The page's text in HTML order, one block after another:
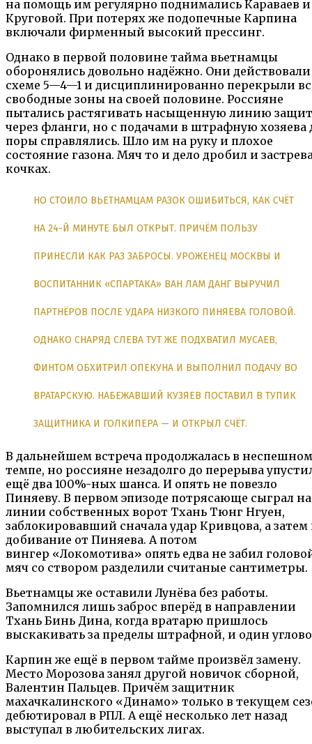
на помощь им регулярно поднимались Караваев и
Круговой. При потерях же подопечные Карпина
включали фирменный высокий прессинг.
Однако в первой половине тайма вьетнамцы
оборонялись довольно надёжно. Они
схеме 5—4—1 и дисциплинированно перекрыли
свободные зоны на своей половине. Россияне
пытались растягивать насыщенную линию
через фланги, но с подачами в штрафную хозяева
поры справлялись. Шло им на руку и плохое
состояние газона. Мяч то и дело дробил и
кочках.
НО СТОИЛО ВЬЕТНАМЦАМ РАЗОК ОШИБИТЬСЯ, КАК СЧЁТ
НА 24-Й МИНУТЕ БЫЛ ОТКРЫТ. ПРИЧЁМ ПОЛЬЗУ
ПРИНЕСЛИ КАК РАЗ ЗАБРОСЫ. УРОЖЕНЕЦ МОСКВЫ И
ВОСПИТАННИК «СПАРТАКА» ВАН ЛАМ ДАНГ ВЫРУЧИЛ
ПАРТНЁРОВ ПОСЛЕ УДАРА НИЗКОГО ПИНЯЕВА ГОЛОВОЙ.
ОДНАКО СНАРЯД СЛЕВА ТУТ ЖЕ ПОДХВАТИЛ МУСАЕВ,
ФИНТОМ ОБХИТРИЛ ОПЕКУНА И ВЫПОЛНИЛ ПОДАЧУ ВО
ВРАТАРСКУЮ. НАБЕЖАВШИЙ КУЗЯЕВ ПОСТАВИЛ В ТУПИК
ЗАЩИТНИКА И ГОЛКИПЕРА — И ОТКРЫЛ СЧЁТ.
В дальнейшем встреча продолжалась в неспешном
темпе, но россияне незадолго до перерыва
ещё два 100%-ных шанса. И опять не повезло
Пиняеву. В первом эпизоде потрясающе сыграл на
линии собственных ворот Тхань Тюнг Нгуен,
заблокировавший сначала удар Кривцова, а затем
добивание от Пиняева. А потом
вингер «Локомотива» опять едва не забил
мяч со створом разделили считаные сантиметры.
Вьетнамцы же оставили Лунёва без работы.
Запомнился лишь заброс вперёд в направлении
Тхань Бинь Дина, когда вратарю пришлось
выскакивать за пределы штрафной, и один
Карпин же ещё в первом тайме произвёл замену.
Место Морозова занял другой новичок сборной,
Валентин Пальцев. Причём защитник
махачкалинского «Динамо» только в текущем
дебютировал в РПЛ. А ещё несколько лет назад
выступал в любительских лигах.